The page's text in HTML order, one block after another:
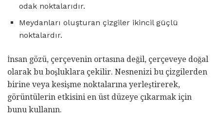
odak noktalarıdır.
Meydanları oluşturan çizgiler ikincil güçlü
noktalardır.
İnsan gözü, çerçevenin ortasına değil, çerçeveye doğal
olarak bu boşluklara çekilir. Nesnenizi bu çizgilerden
birine veya kesişme noktalarına yerleştirerek,
görüntülerin etkisini en üst düzeye çıkarmak için
bunu kullanın.